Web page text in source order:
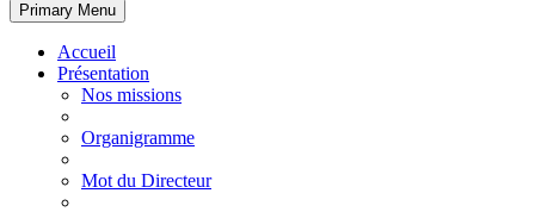
Primary Menu
Accueil
Présentation
Nos missions
Organigramme
Mot du Directeur